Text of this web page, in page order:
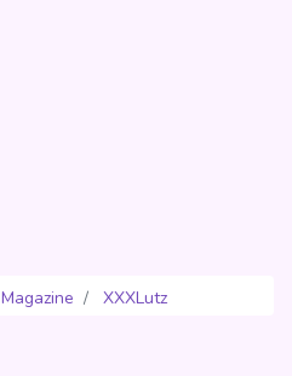
Magazine
XXXLutz